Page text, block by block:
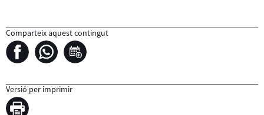
Comparteix aquest contingut
Versió per imprimir